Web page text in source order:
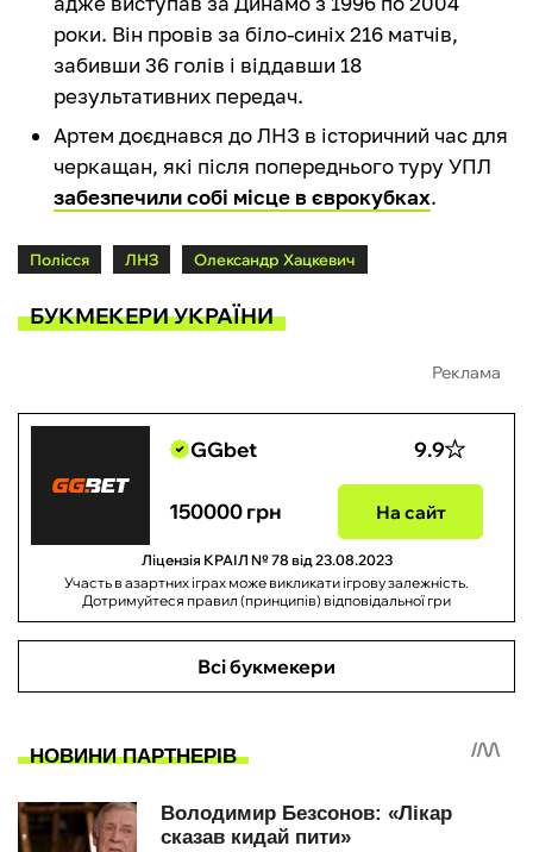
роки. Він провів за біло-синіх 216 матчів,
забивши 36 голів і віддавши 18
результативних передач.
Артем доєднався до ЛНЗ в історичний час для
черкащан, які після попереднього туру УПЛ
забезпечили собі місце в єврокубках.
Полісся ЛНЗ Олександр Хацкевич
БУКМЕКЕРИ УКРАЇНИ
Реклама
GGbet 9.9
150000 грн На сайт
Ліцензія КРАІЛ № 78 від 23.08.2023
Участь в азартних іграх може викликати ігрову залежність.
Дотримуйтеся правил (принципів) відповідальної гри
Всі букмекери